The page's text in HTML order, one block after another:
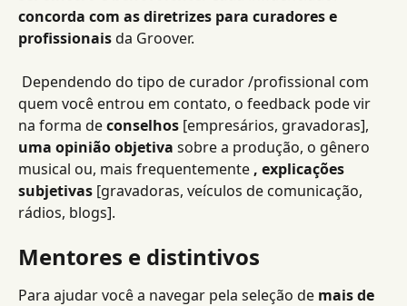
concorda com as diretrizes para curadores e
profissionais da Groover.
quem você entrou em contato, o feedback pode vir
na forma de conselhos [empresários, gravadoras],
uma opinião objetiva sobre a produção, o gênero
musical ou, mais frequentemente , explicações
subjetivas [gravadoras, veículos de comunicação,
rádios, blogs].
Mentores e distintivos
Para ajudar você a navegar pela seleção de mais de